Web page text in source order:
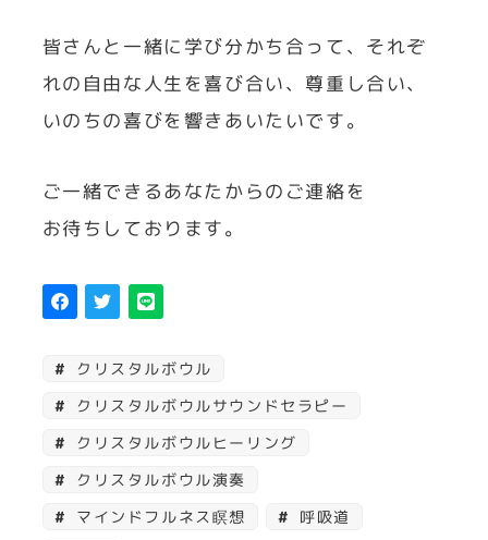
皆さんと一緒に学び分かち合って、それぞ
れの自由な人生を喜び合い、尊重し合い、
いのちの喜びを響きあいたいです。
ご一緒できるあなたからのご連絡を
お待ちしております。
クリスタルボウル
クリスタルボウルサウンドセラピー
クリスタルボウルヒーリング
クリスタルボウル演奏
マインドフルネス瞑想
呼吸道